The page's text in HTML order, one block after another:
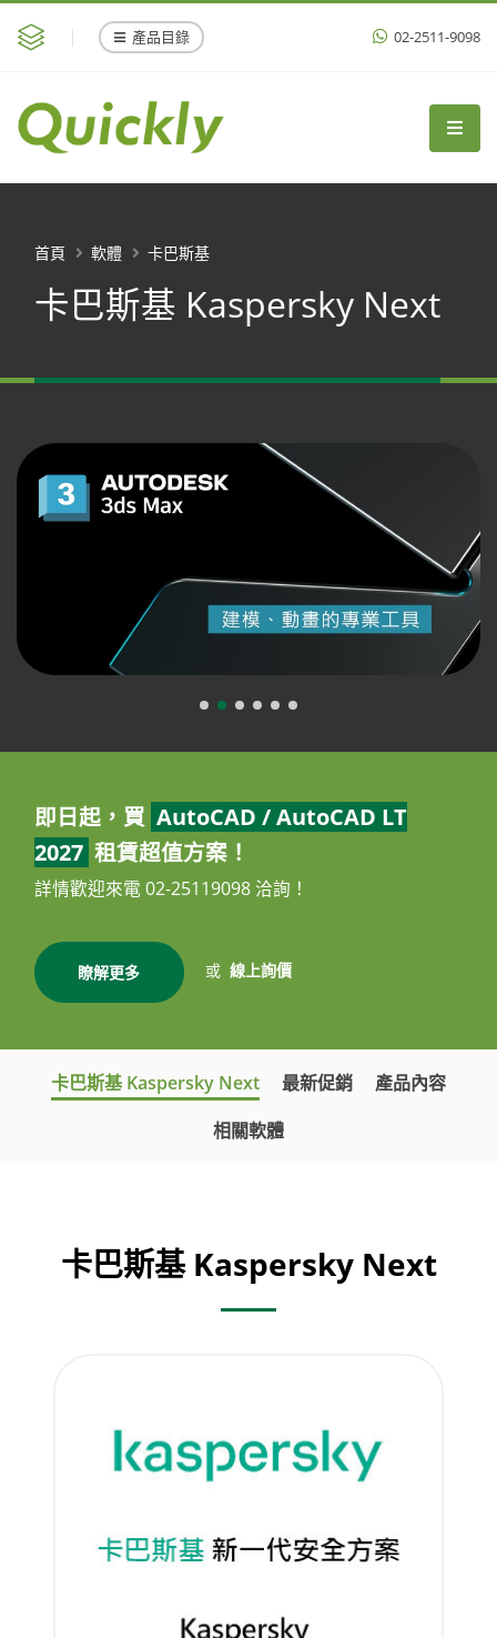
產品目錄 02-2511-9098
卡巴斯基 Kaspersky Next
首頁 軟體 卡巴斯基
即日起，買 AutoCAD / AutoCAD LT
2027 租賃超值方案！
詳情歡迎來電 02-25119098 洽詢！
瞭解更多 或 線上詢價
卡巴斯基 Kaspersky Next 最新促銷
產品內容
相關軟體
卡巴斯基 Kaspersky Next